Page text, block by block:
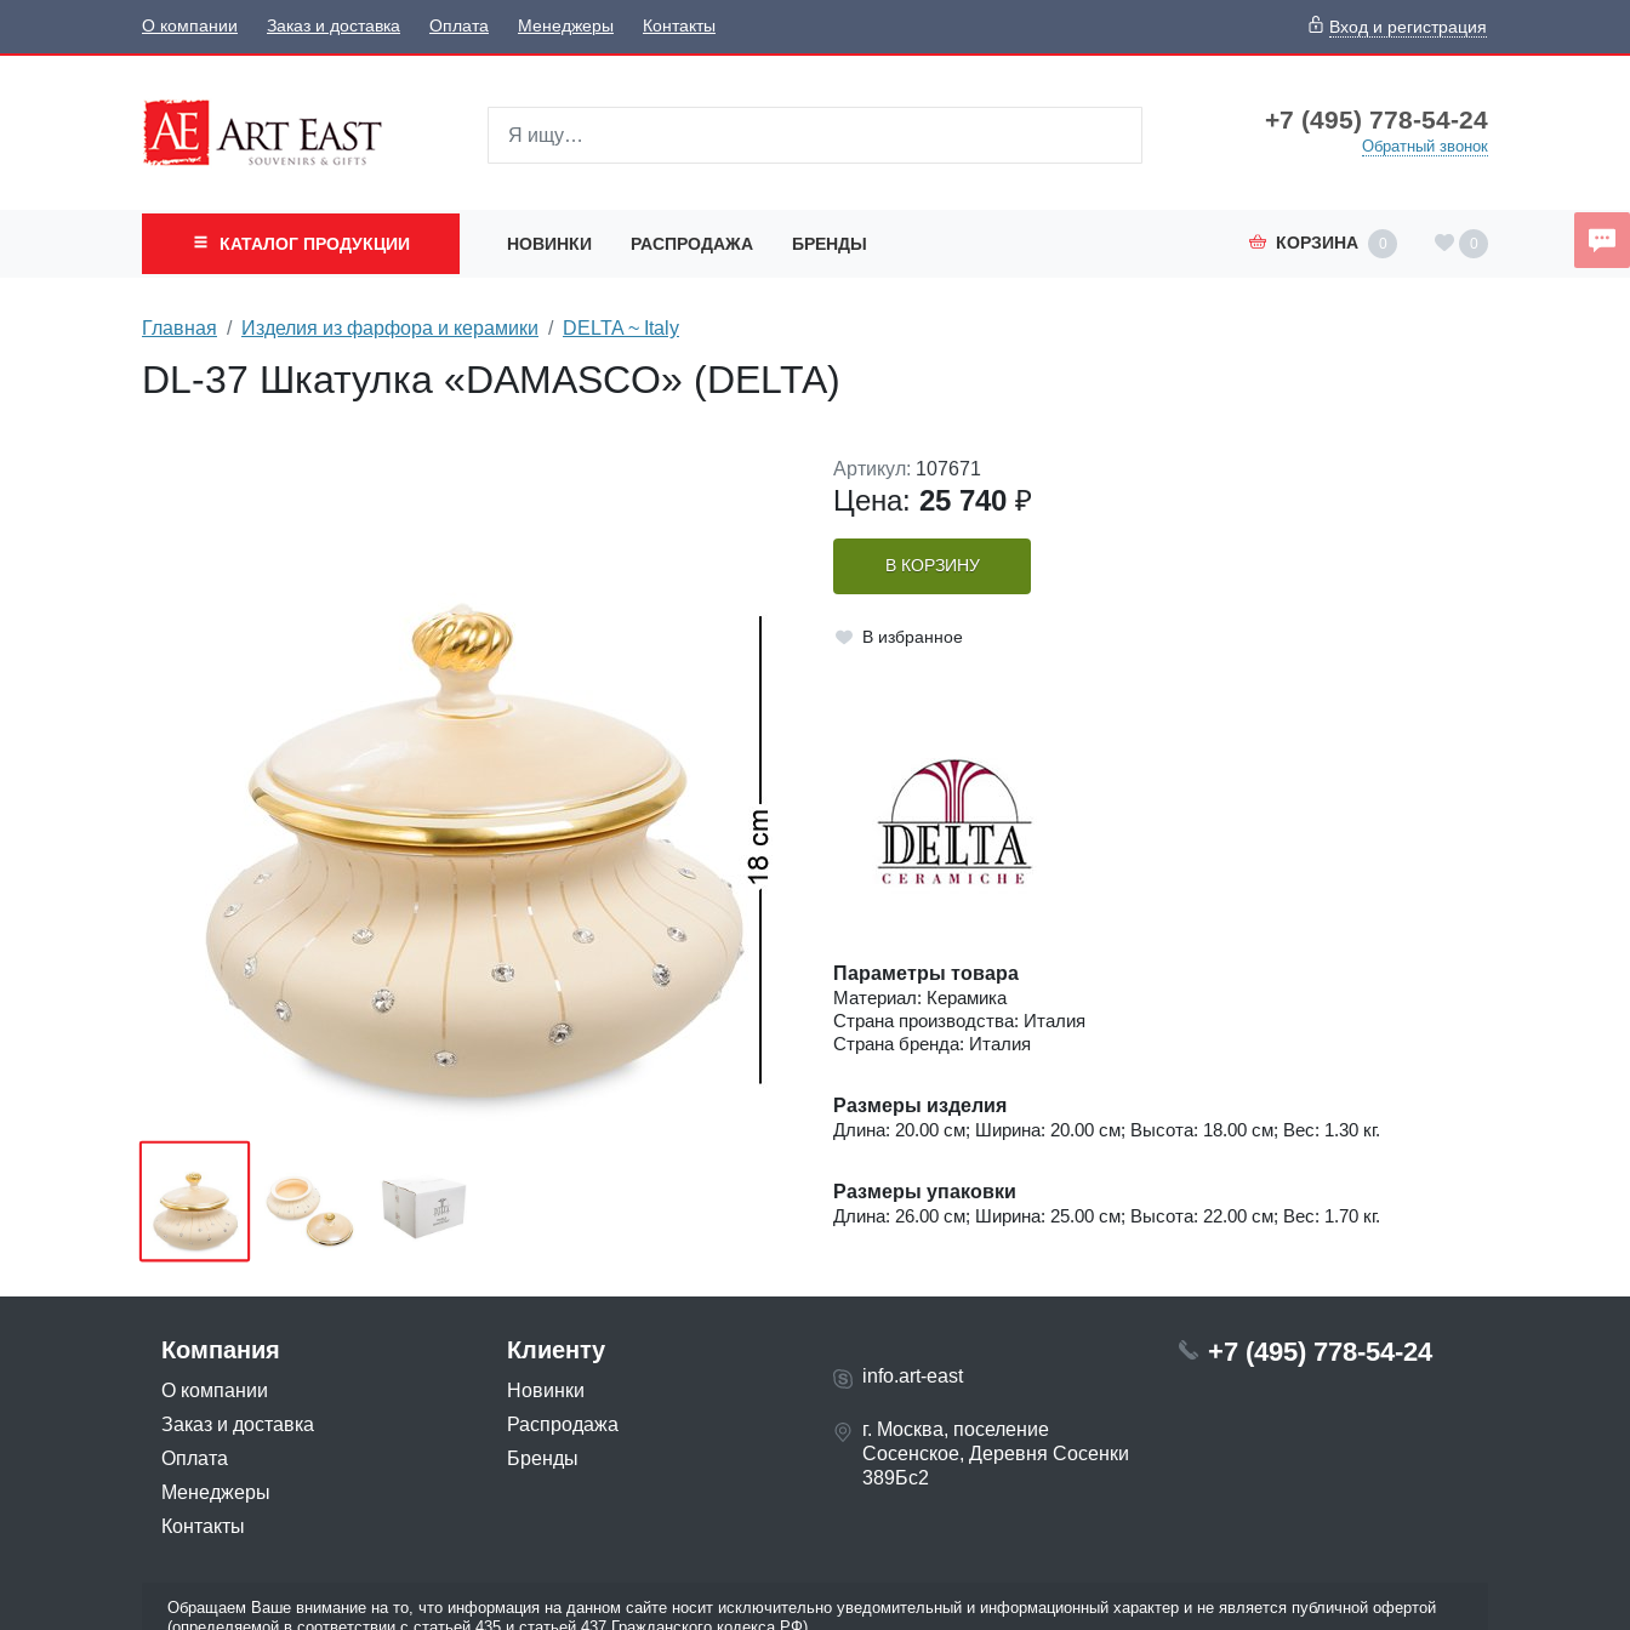
О компании Заказ и доставка Оплата Менеджеры Контакты Вход и регистрация
+7 (495) 778-54-24
Обратный звонок
КАТАЛОГ ПРОДУКЦИИ НОВИНКИ РАСПРОДАЖА БРЕНДЫ КОРЗИНА 0 0
Главная Изделия из фарфора и керамики DELTA ~ Italy
DL-37 Шкатулка «DAMASCO» (DELTA)
Артикул: 107671
Цена: 25 740 ₽
В КОРЗИНУ
В избранное
Параметры товара
Материал: Керамика
Страна производства: Италия
Страна бренда: Италия
Размеры изделия
Длина: 20.00 см; Ширина: 20.00 см; Высота: 18.00 см; Вес: 1.30 кг.
Размеры упаковки
Длина: 26.00 см; Ширина: 25.00 см; Высота: 22.00 см; Вес: 1.70 кг.
Компания
О компании
Заказ и доставка
Оплата
Менеджеры
Контакты
Клиенту
Новинки
Распродажа
Бренды
info.art-east
г. Москва, поселение
Сосенское, Деревня Сосенки
389Бс2
+7 (495) 778-54-24
Обращаем Ваше внимание на то, что информация на данном сайте носит исключительно уведомительный и информационный характер и не является публичной офертой